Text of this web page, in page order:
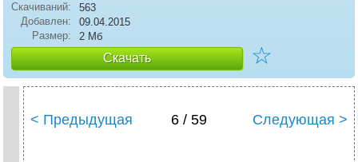
Скачиваний:
563
Добавлен:
09.04.2015
Размер:
2 Мб
Скачать ☆
< Предыдущая 6 / 59 Следующая >